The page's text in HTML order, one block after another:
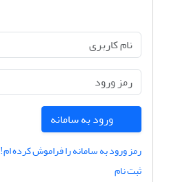
ورود به سامانه
رمز ورود به سامانه را فراموش کرده ام!
ثبت نام